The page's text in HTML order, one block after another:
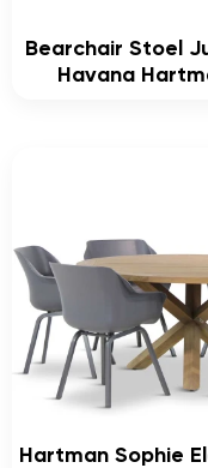
Bearchair Stoel
Havana
Hartman Sophie